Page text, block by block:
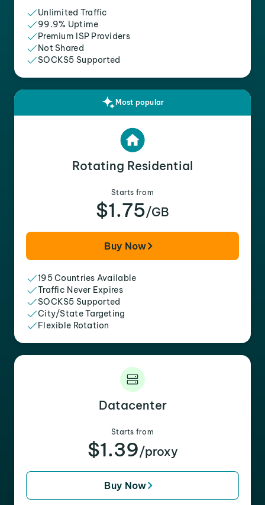
Unlimited Traffic
99.9% Uptime
Premium ISP Providers
Not Shared
SOCKS5 Supported
Most popular
Rotating Residential
Starts from
$1.75/GB
Buy Now
195 Countries Available
Traffic Never Expires
SOCKS5 Supported
City/State Targeting
Flexible Rotation
Datacenter
Starts from
$1.39/proxy
Buy Now